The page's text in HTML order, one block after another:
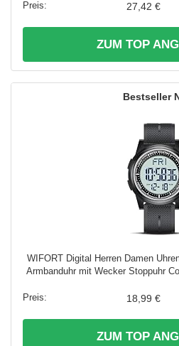
27,42 €
ZUM TOP
WIFORT Digital Herren Damen
Armbanduhr mit Wecker Stoppuhr
18,99 €
ZUM TOP